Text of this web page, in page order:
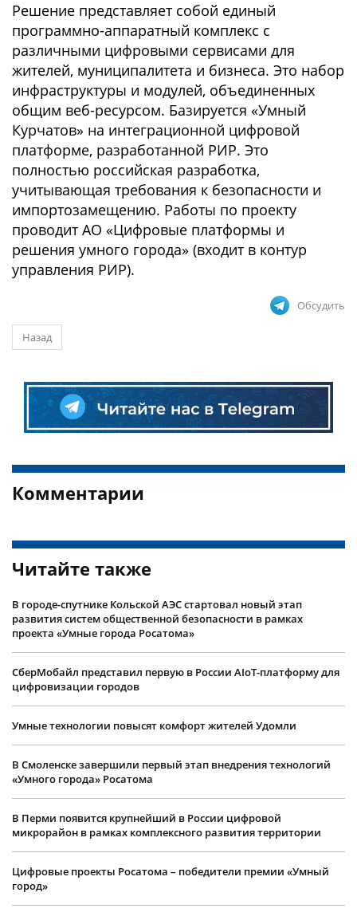
Решение представляет собой единый
программно-аппаратный комплекс с
различными цифровыми сервисами для
жителей, муниципалитета и бизнеса. Это набор
инфраструктуры и модулей, объединенных
общим веб-ресурсом. Базируется «Умный
Курчатов» на интеграционной цифровой
платформе, разработанной РИР. Это
полностью российская разработка,
учитывающая требования к безопасности и
импортозамещению. Работы по проекту
проводит АО «Цифровые платформы и
решения умного города» (входит в контур
управления РИР).
Обсудить
Назад
Комментарии
Читайте также
В городе-спутнике Кольской АЭС стартовал новый этап
развития систем общественной безопасности в рамках
проекта «Умные города Росатома»
СберМобайл представил первую в России AIoT-платформу для
цифровизации городов
Умные технологии повысят комфорт жителей Удомли
В Смоленске завершили первый этап внедрения технологий
«Умного города» Росатома
В Перми появится крупнейший в России цифровой
микрорайон в рамках комплексного развития территории
Цифровые проекты Росатома – победители премии «Умный
город»